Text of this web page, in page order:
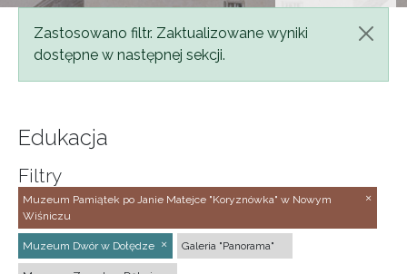
Komunikat
Zastosowano filtr. Zaktualizowane wyniki
dostępne w następnej sekcji.
Edukacja
Filtry
Muzeum Pamiątek po Janie Matejce "Koryznówka" w Nowym
Wiśniczu
Muzeum Dwór w Dołędze Galeria "Panorama"